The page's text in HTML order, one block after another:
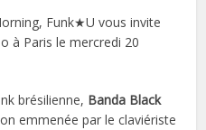
Funk★U vous invite
à Paris le mercredi 20
brésilienne, Banda Black
emmenée par le claviériste